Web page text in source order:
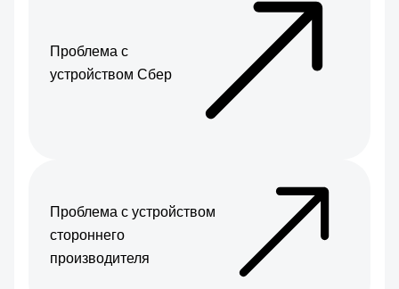
Проблема с
устройством Сбер
Проблема с устройством
стороннего
производителя